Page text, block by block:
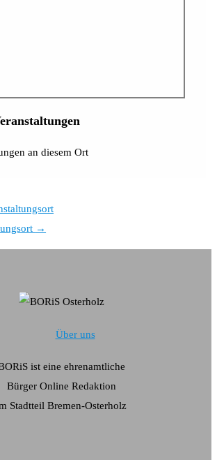
an diesem Ort
→
Über uns
ist eine ehrenamtliche
Bürger Online Redaktion
Stadtteil Bremen-Osterholz